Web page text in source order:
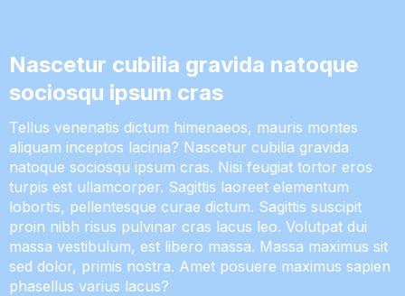
Nascetur cubilia gravida natoque
sociosqu ipsum cras
Tellus venenatis dictum himenaeos, mauris montes
aliquam inceptos lacinia? Nascetur cubilia gravida
natoque sociosqu ipsum cras. Nisi feugiat tortor eros
turpis est ullamcorper. Sagittis laoreet elementum
lobortis, pellentesque curae dictum. Sagittis suscipit
proin nibh risus pulvinar cras lacus leo. Volutpat dui
massa vestibulum, est libero massa. Massa maximus sit
sed dolor, primis nostra. Amet posuere maximus sapien
phasellus varius lacus?